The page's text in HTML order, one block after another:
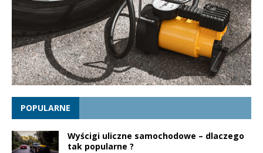
POPULARNE
Wyścigi uliczne samochodowe – dlaczego
tak popularne ?